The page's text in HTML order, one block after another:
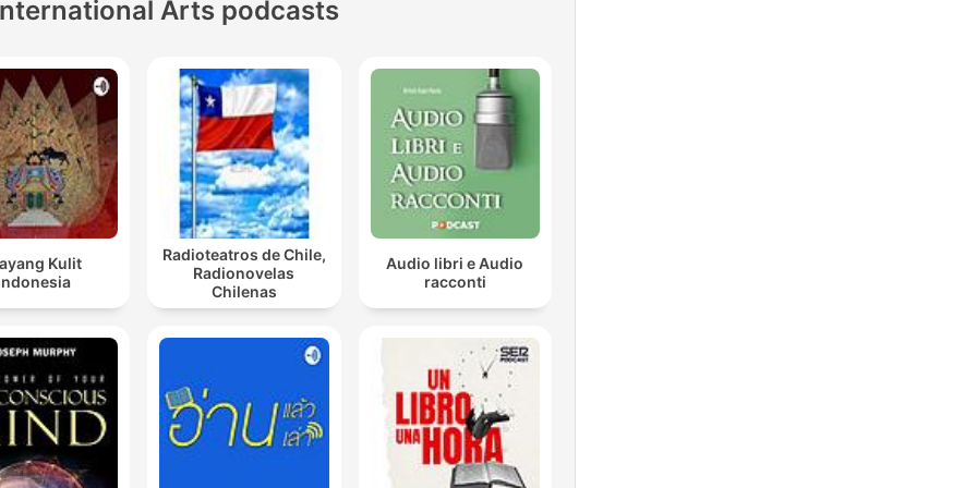
Arts podcasts
Kulit
Radioteatros de Chile,
Radionovelas
Chilenas
Audio libri e Audio
racconti